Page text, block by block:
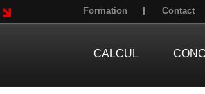
CALCUL
Formation Contact